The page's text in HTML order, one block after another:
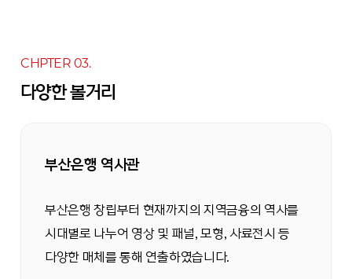
CHPTER 03.
다양한 볼거리
부산은행 역사관
부산은행 창립부터 현재까지의 지역금융의 역사를
시대별로 나누어 영상 및 패널, 모형, 사료전시 등
다양한 매체를 통해 연출하였습니다.